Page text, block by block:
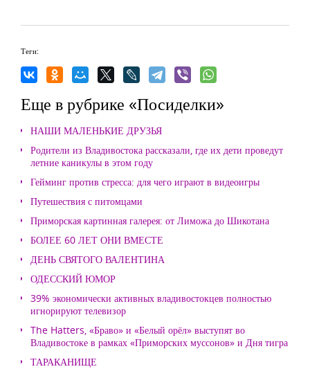
Теги:
Еще в рубрике «Посиделки»
НАШИ МАЛЕНЬКИЕ ДРУЗЬЯ
Родители из Владивостока рассказали, где их дети проведут
летние каникулы в этом году
Гейминг против стресса: для чего играют в видеоигры
Путешествия с питомцами
Приморская картинная галерея: от Лиможа до Шикотана
БОЛЕЕ 60 ЛЕТ ОНИ ВМЕСТЕ
ДЕНЬ СВЯТОГО ВАЛЕНТИНА
ОДЕССКИЙ ЮМОР
39% экономически активных владивостокцев полностью
игнорируют телевизор
The Hatters, «Браво» и «Белый орёл» выступят во
Владивостоке в рамках «Приморских муссонов» и Дня тигра
ТАРАКАНИЩЕ